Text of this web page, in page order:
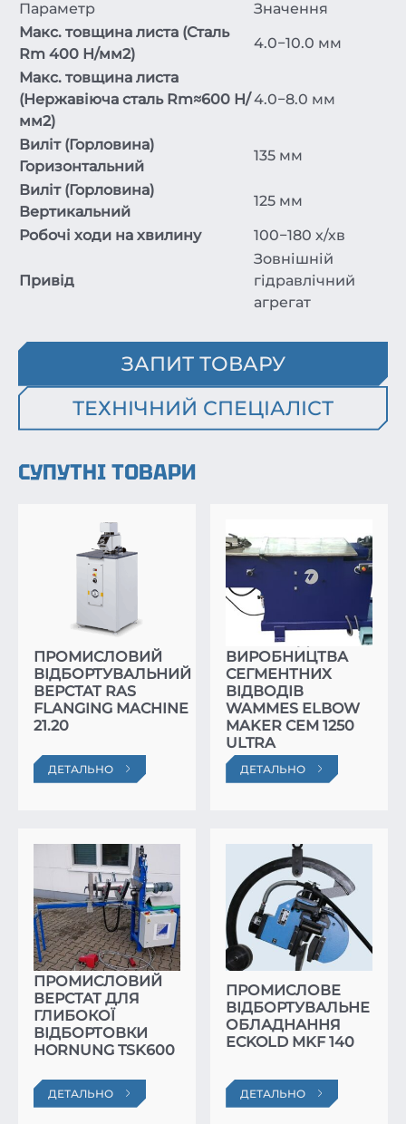
Параметр
Значення
Макс. товщина листа (Сталь
Rm​ 400 Н/мм2)
4.0−10.0 мм
Макс. товщина листа
(Нержавіюча сталь Rm​≈600 Н/
мм2)
4.0−8.0 мм
Виліт (Горловина)
Горизонтальний
135 мм
Виліт (Горловина)
Вертикальний
125 мм
Робочі ходи на хвилину
100−180 х/хв
Привід
Зовнішній
гідравлічний
агрегат
ЗАПИТ ТОВАРУ
ТЕХНІЧНИЙ СПЕЦІАЛІСТ
СУПУТНІ ТОВАРИ
ПРОМИСЛОВИЙ
ВІДБОРТУВАЛЬНИЙ
ВЕРСТАТ RAS
FLANGING MACHINE
21.20
ДЕТАЛЬНО
ВЕРСТАТ ДЛЯ
ВИРОБНИЦТВА
СЕГМЕНТНИХ
ВІДВОДІВ
WAMMES ELBOW
MAKER CEM 1250
ULTRA
ДЕТАЛЬНО
ПРОМИСЛОВИЙ
ВЕРСТАТ ДЛЯ
ГЛИБОКОЇ
ВІДБОРТОВКИ
HORNUNG TSK600
ДЕТАЛЬНО
ПРОМИСЛОВЕ
ВІДБОРТУВАЛЬНЕ
ОБЛАДНАННЯ
ECKOLD MKF 140
ДЕТАЛЬНО